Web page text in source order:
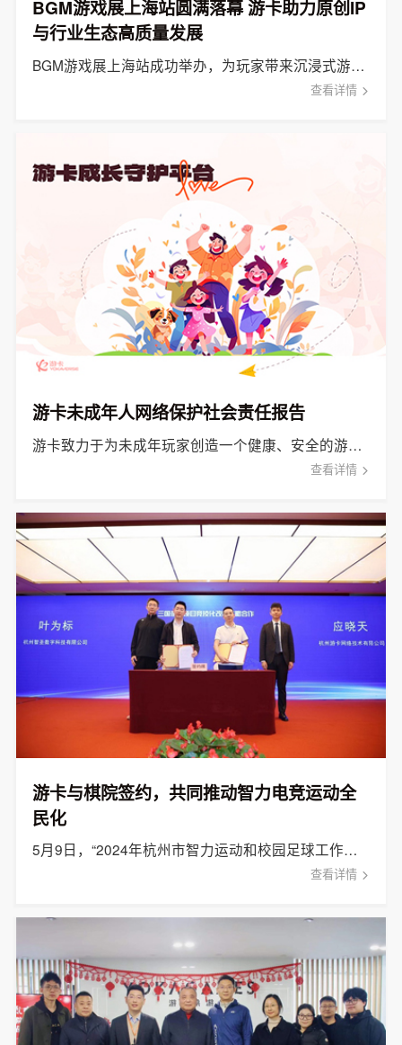
BGM游戏展上海站圆满落幕 游卡助力原创IP
与行业生态高质量发展
BGM游戏展上海站成功举办，为玩家带来沉浸式游戏体验的同时，以全方位服务推动游戏行业创新升级。
查看详情
游卡未成年人网络保护社会责任报告
游卡致力于为未成年玩家创造一个健康、安全的游戏环境。通过建设未成年人网络保护体系、构筑成长守护平台等,确保未成 [&hellip;]
查看详情
游卡与棋院签约，共同推动智力电竞运动全
民化
5月9日，“2024年杭州市智力运动和校园足球工作会议”在中国棋院杭州分院国际交流中心（智力大厦）举行。 会议 [&hellip;]
查看详情